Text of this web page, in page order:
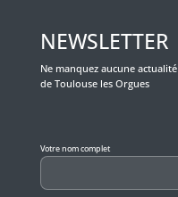
NEWSLETTER
Ne manquez aucune actualité
de Toulouse les Orgues
Votre nom complet